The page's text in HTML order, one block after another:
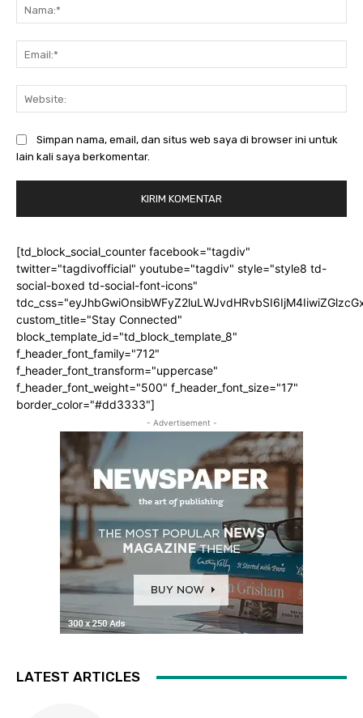
Simpan nama, email, dan situs web saya di browser ini untuk
lain kali saya berkomentar.
[td_block_social_counter facebook="tagdiv"
twitter="tagdivofficial" youtube="tagdiv" style="style8 td-
social-boxed td-social-font-icons"
custom_title="Stay Connected"
block_template_id="td_block_template_8"
f_header_font_family="712"
f_header_font_transform="uppercase"
f_header_font_weight="500" f_header_font_size="17"
border_color="#dd3333"]
- Advertisement -
LATEST ARTICLES